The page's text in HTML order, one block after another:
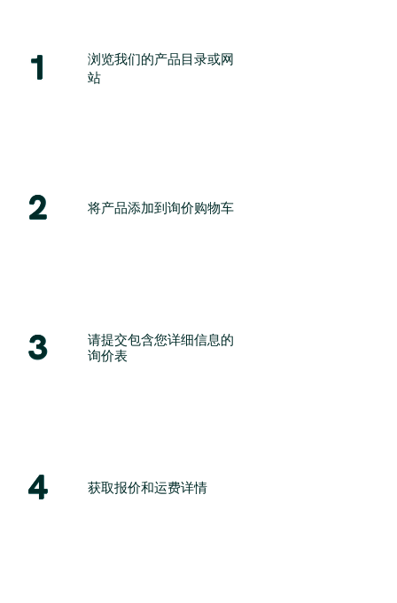
1
浏览我们的产品目录或网
站
2 将产品添加到询价购物车
3
请提交包含您详细信息的
询价表
4 获取报价和运费详情